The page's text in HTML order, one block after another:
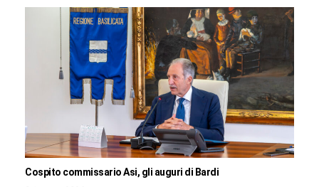
Cospito commissario Asi, gli auguri di Bardi